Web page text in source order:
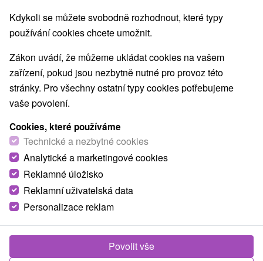
Přestože nejvíce turistů přichází do Tater během léta,
mnoho lidí v oblibě i tatranskou lyžovačku. Vyšší
nadmořská výška umožňuje podmínky pro lyžování v
některých střediscích ještě v květnu. Na území Tater je
vybudováno více lyžařských středisek. Největší význam
mají:
Kdykoli se můžete svobodně rozhodnout, které typy
používání cookies chcete umožnit.
Zákon uvádí, že můžeme ukládat cookies na vašem
zařízení, pokud jsou nezbytně nutné pro provoz této
stránky. Pro všechny ostatní typy cookies potřebujeme
vaše povolení.
Cookies, které používáme
Technické a nezbytné cookies
Analytické a marketingové cookies
Reklamné úložisko
Reklamní uživatelská data
Personalizace reklam
Povolit vše